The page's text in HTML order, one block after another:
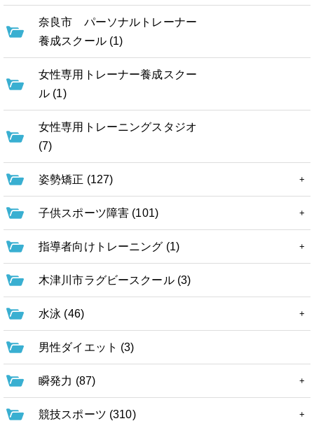
奈良市 パーソナルトレーナー
養成スクール (1)
女性専用トレーナー養成スクー
ル (1)
女性専用トレーニングスタジオ
(7)
姿勢矯正 (127)
子供スポーツ障害 (101)
指導者向けトレーニング (1)
木津川市ラグビースクール (3)
水泳 (46)
男性ダイエット (3)
瞬発力 (87)
競技スポーツ (310)